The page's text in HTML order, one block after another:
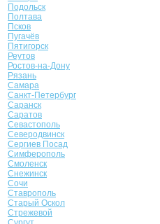
Подольск
Полтава
Псков
Пугачёв
Пятигорск
Реутов
Ростов-на-Дону
Рязань
Самара
Санкт-Петербург
Саранск
Саратов
Севастополь
Северодвинск
Сергиев Посад
Симферополь
Смоленск
Снежинск
Сочи
Ставрополь
Старый Оскол
Стрежевой